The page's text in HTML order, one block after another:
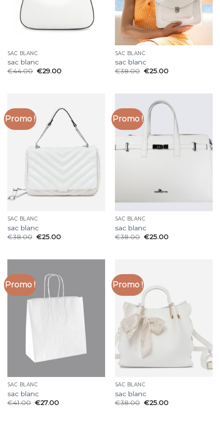
SAC BLANC
sac blanc
€44.00 €29.00
SAC BLANC
sac blanc
€38.00 €25.00
Promo !
SAC BLANC
sac blanc
€38.00 €25.00
Promo !
SAC BLANC
sac blanc
€38.00 €25.00
Promo !
SAC BLANC
sac blanc
€41.00 €27.00
Promo !
SAC BLANC
sac blanc
€38.00 €25.00